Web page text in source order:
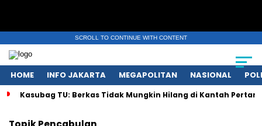
SCROLL TO CONTINUE WITH CONTENT
HOME INFO JAKARTA MEGAPOLITAN NASIONAL
Kasubag TU: Berkas Tidak Mungkin Hilang di Kantah